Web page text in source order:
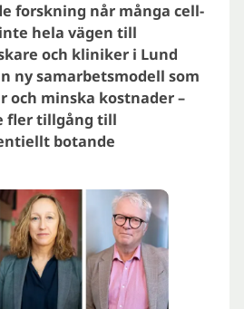
forskning når många cell-
hela vägen till
och kliniker i Lund
ny samarbetsmodell som
och minska kostnader –
fler tillgång till
botande